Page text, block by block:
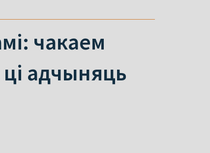
чакаем
адчыняць